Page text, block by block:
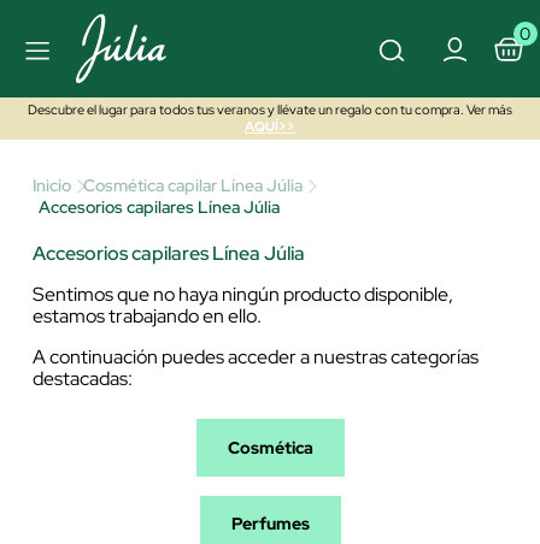
0
Descubre el lugar para todos tus veranos y llévate un regalo con tu compra. Ver más
AQUÍ>>
Inicio Cosmética capilar Línea Júlia
Accesorios capilares Línea Júlia
Accesorios capilares Línea Júlia
Sentimos que no haya ningún producto disponible,
estamos trabajando en ello.
A continuación puedes acceder a nuestras categorías
destacadas:
Cosmética
Perfumes